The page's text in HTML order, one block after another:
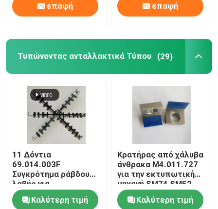
επαφή επαφή
Τυπώνοντας ανταλλακτικά Τύπου (29)
11 Δόντια
69.014.003F
Συγκρότημα ράβδου
λαβής για
τυπογραφείο
Heidelberg GTO52
Καλύτερη τιμή
Κρατήρας από χάλυβα
άνθρακα M4.011.727
για την εκτυπωτική
μηχανή SM74 SM52
Καλύτερη τιμή